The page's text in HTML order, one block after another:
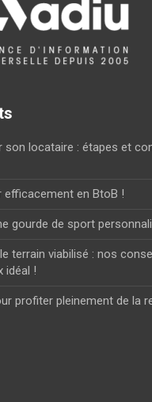
son locataire : étapes et
en BtoB !
gourde de sport
terrain viabilisé : nos
idéal !
profiter pleinement de la